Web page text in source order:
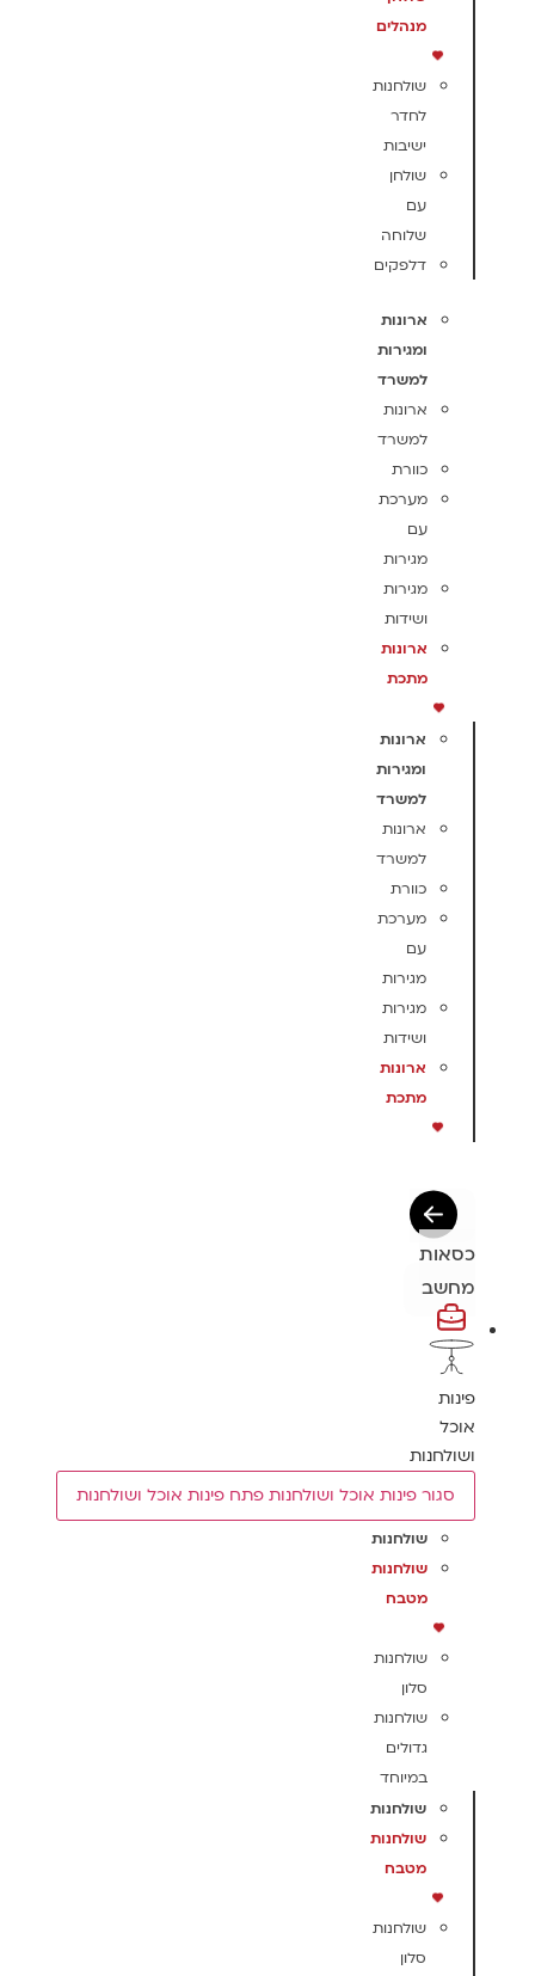
מנהלים
שולחנות
לחדר
ישיבות
שולחן
עם
שלוחה
דלפקים
ארונות
ומגירות
למשרד
ארונות
למשרד
כוורת
מערכת
עם
מגירות
מגירות
ושידות
ארונות
מתכת
ארונות
ומגירות
למשרד
ארונות
למשרד
כוורת
מערכת
עם
מגירות
מגירות
ושידות
ארונות
מתכת
כסאות
מחשב
פינות
אוכל
ושולחנות
סגור פינות אוכל ושולחנות פתח פינות אוכל ושולחנות
שולחנות
שולחנות
מטבח
שולחנות
סלון
שולחנות
גדולים
במיוחד
שולחנות
שולחנות
מטבח
שולחנות
סלון